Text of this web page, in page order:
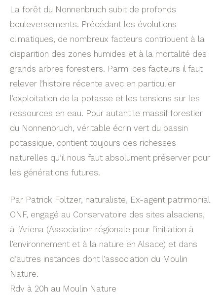
La forêt du Nonnenbruch subit de profonds
bouleversements. Précédant les évolutions
climatiques, de nombreux facteurs contribuent à la
disparition des zones humides et à la mortalité des
grands arbres forestiers. Parmi ces facteurs il faut
relever l’histoire récente avec en particulier
l’exploitation de la potasse et les tensions sur les
ressources en eau. Pour autant le massif forestier
du Nonnenbruch, véritable écrin vert du bassin
potassique, contient toujours des richesses
naturelles qu’il nous faut absolument préserver pour
les générations futures.
Par Patrick Foltzer, naturaliste, Ex-agent patrimonial
ONF, engagé au Conservatoire des sites alsaciens,
à l’Ariena (Association régionale pour l’initiation à
l’environnement et à la nature en Alsace) et dans
d’autres instances dont l’association du Moulin
Nature.
Rdv à 20h au Moulin Nature